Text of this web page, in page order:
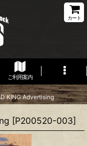
カート
ご利用案内
KING Advertising
[P200520-003]